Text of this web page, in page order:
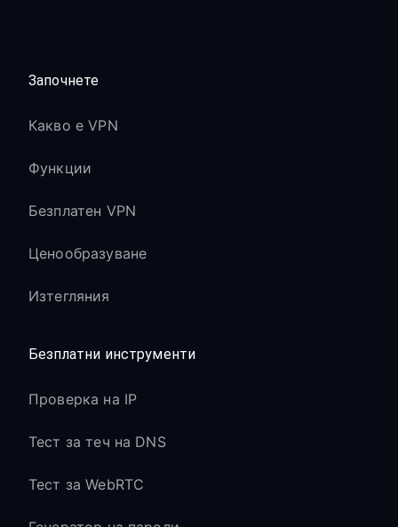
Започнете
Какво е VPN
Функции
Безплатен VPN
Ценообразуване
Изтегляния
Безплатни инструменти
Проверка на IP
Тест за теч на DNS
Тест за WebRTC